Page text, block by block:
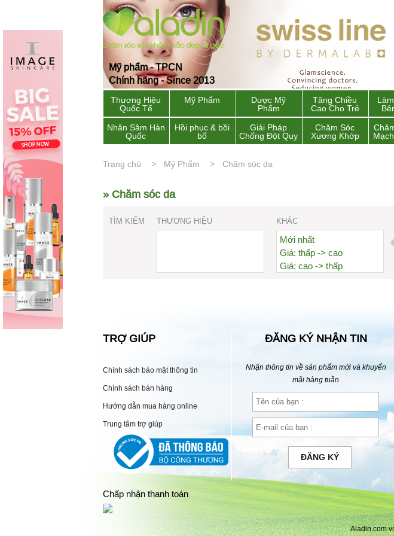
Mỹ phẩm - TPCN
Chính hãng - Since 2013
Thương Hiệu
Quốc Tế
Mỹ Phẩm
Dược Mỹ
Phẩm
Tăng Chiều
Cao Cho Trẻ
Nhân Sâm Hàn
Quốc
Hồi phục & bồi
bổ
Giải Pháp
Chống Đột Quỵ
Chăm Sóc
Xương Khớp
Trang chủ Mỹ Phẩm Chăm sóc da
» Chăm sóc da
TÌM KIẾM THƯƠNG HIỆU KHÁC
Mới nhất
Giá: thấp -> cao
Giá: cao -> thấp
TRỢ GIÚP
Chính sách bảo mật thông tin
Chính sách bán hàng
Hướng dẫn mua hàng online
Trung tâm trợ giúp
ĐĂNG KÝ NHẬN TIN
Nhận thông tin về sản phẩm mới và khuyến
mãi hàng tuần
ĐĂNG KÝ
Chấp nhận thanh toán